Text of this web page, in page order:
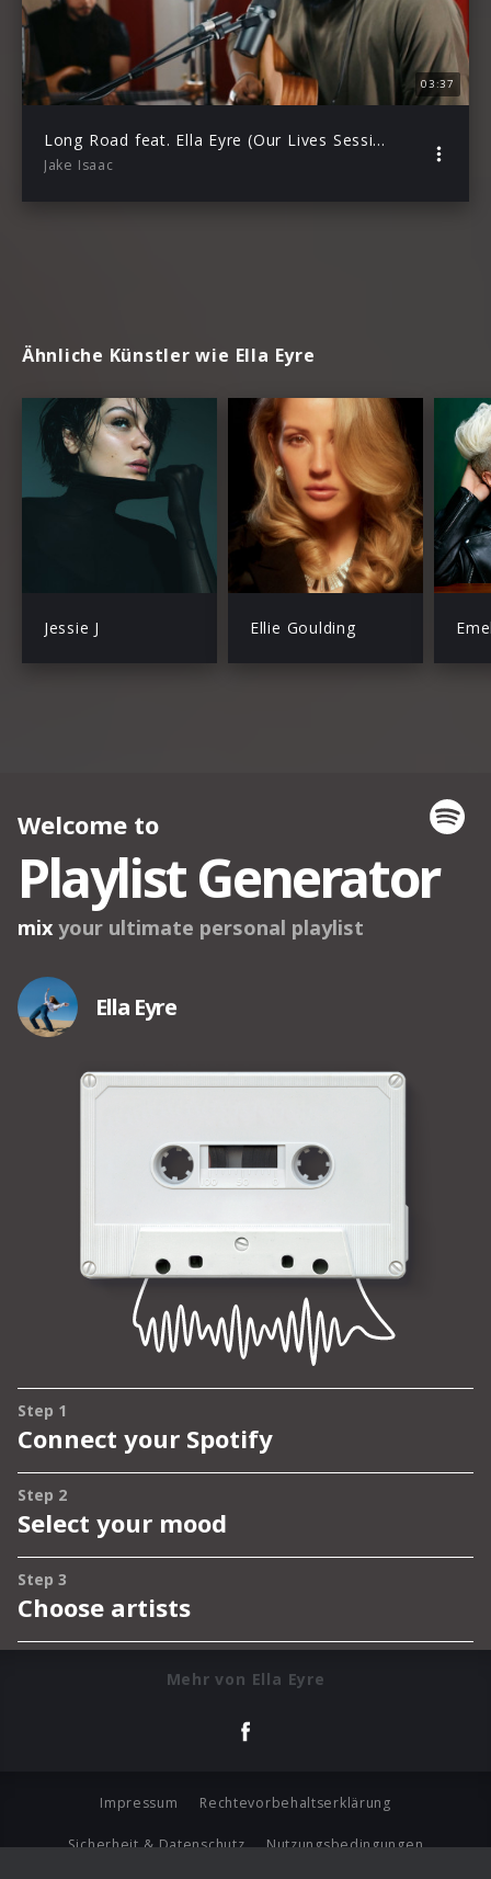
03:37
Long Road feat. Ella Eyre (Our Lives Sessions)
Jake Isaac
Ähnliche Künstler wie Ella Eyre
Jessie J Ellie Goulding
Mehr von Ella Eyre
Impressum Rechtevorbehaltserklärung
Sicherheit & Datenschutz Nutzungsbedingungen